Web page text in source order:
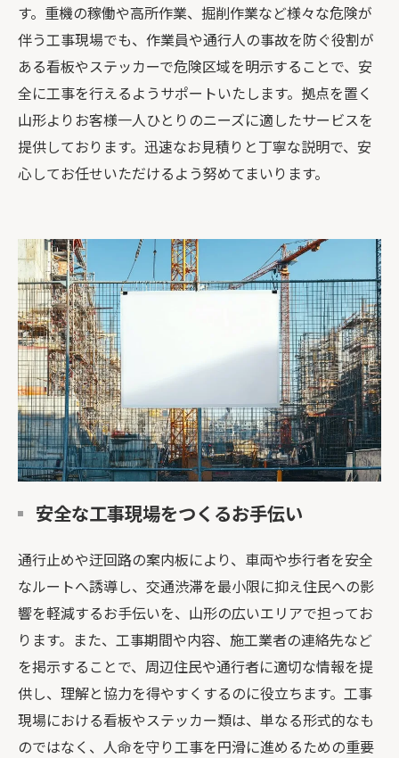
す。重機の稼働や高所作業、掘削作業など様々な危険が
伴う工事現場でも、作業員や通行人の事故を防ぐ役割が
ある看板やステッカーで危険区域を明示することで、安
全に工事を行えるようサポートいたします。拠点を置く
山形よりお客様一人ひとりのニーズに適したサービスを
提供しております。迅速なお見積りと丁寧な説明で、安
心してお任せいただけるよう努めてまいります。
安全な工事現場をつくるお手伝い
通行止めや迂回路の案内板により、車両や歩行者を安全
なルートへ誘導し、交通渋滞を最小限に抑え住民への影
響を軽減するお手伝いを、山形の広いエリアで担ってお
ります。また、工事期間や内容、施工業者の連絡先など
を掲示することで、周辺住民や通行者に適切な情報を提
供し、理解と協力を得やすくするのに役立ちます。工事
現場における看板やステッカー類は、単なる形式的なも
のではなく、人命を守り工事を円滑に進めるための重要